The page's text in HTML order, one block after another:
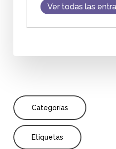
Ver todas las
Categorías
Etiquetas